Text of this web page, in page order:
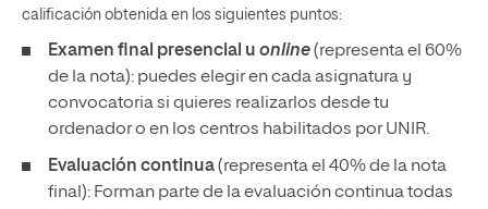
calificación obtenida en los siguientes puntos:
Examen final presencial u online(representa el 60%
de la nota): puedes elegir en cada asignatura y
convocatoria si quieres realizarlos desde tu
ordenador o en los centros habilitados por UNIR.
Evaluación continua(representa el 40% de la nota
final): Forman parte de la evaluación continua todas